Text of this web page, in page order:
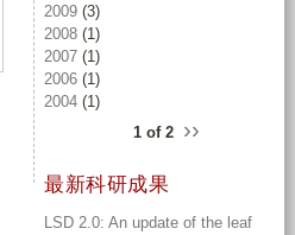
2009 (3)
2008 (1)
2007 (1)
2006 (1)
2004 (1)
1 of 2 ››
最新科研成果
LSD 2.0: An update of the leaf